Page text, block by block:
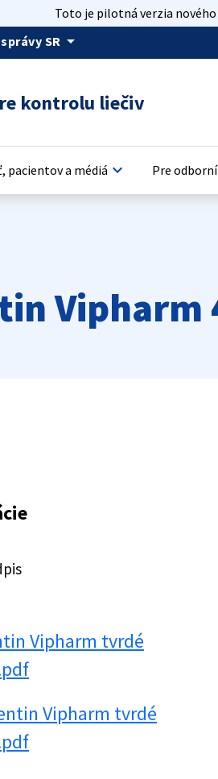
Toto je pilotná verzia nového
SR arrow_drop_down
kontrolu liečiv
pacientov a médiá keyboard_arrow_down Pre
Vipharm
Vipharm tvrdé
Vipharm tvrdé